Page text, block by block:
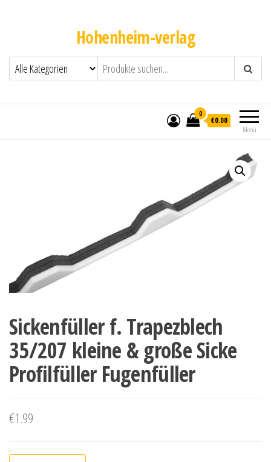
Hohenheim-verlag
Menü
0
€0.00
Sickenfüller f. Trapezblech
35/207 kleine & große Sicke
Profilfüller Fugenfüller
€1.99